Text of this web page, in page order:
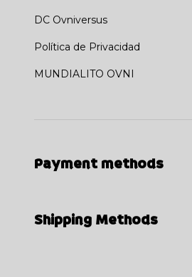
DC Ovniversus
Política de Privacidad
MUNDIALITO OVNI
Payment methods
Shipping Methods